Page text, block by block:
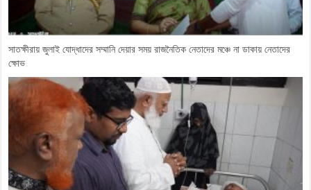
সাতক্ষীরায় জুলাই যোদ্ধাদের সম্মানি দেয়ার সময় রাজনৈতিক নেতাদের মঞ্চে না ডাকায় নেতাদের
ক্ষোভ